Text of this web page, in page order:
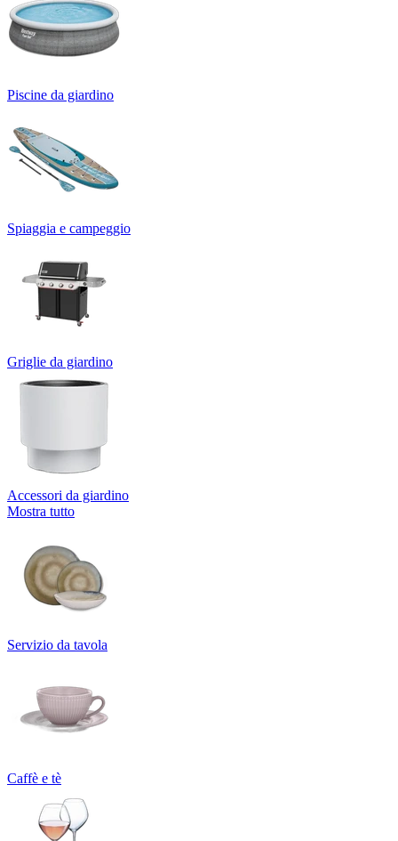
Piscine da giardino
Spiaggia e campeggio
Griglie da giardino
Accessori da giardino
Mostra tutto
Servizio da tavola
Caffè e tè